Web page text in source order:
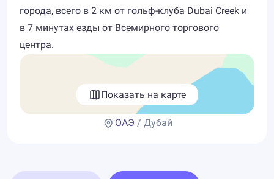
города, всего в 2 км от гольф-клуба Dubai Creek и
в 7 минутах езды от Всемирного торгового
центра.
Показать на карте
ОАЭ / Дубай